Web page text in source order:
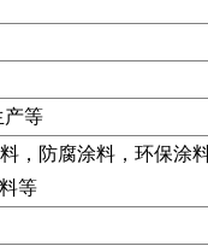
产等
，防腐涂料，环保涂
等